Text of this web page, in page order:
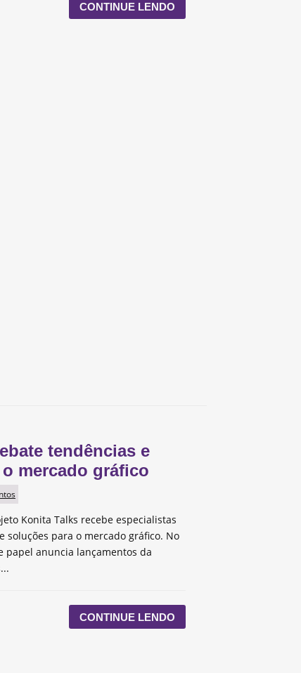
CONTINUE LENDO
tendências e
mercado gráfico
Konita Talks recebe especialistas
soluções para o mercado gráfico. No
papel anuncia lançamentos da
CONTINUE LENDO